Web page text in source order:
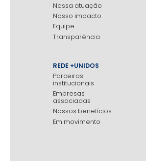
Nossa atuação
Nosso impacto
Equipe
Transparência
REDE +UNIDOS
Parceiros
institucionais
Empresas
associadas
Nossos benefícios
Em movimento